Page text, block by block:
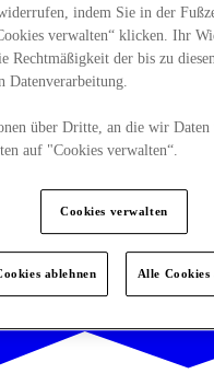
indem Sie in der
verwalten“ klicken. Ihr
Rechtmäßigkeit der bis zu
Datenverarbeitung.
über Dritte, an die wir Daten
auf "Cookies verwalten“.
Cookies verwalten
ablehnen Alle Cookies